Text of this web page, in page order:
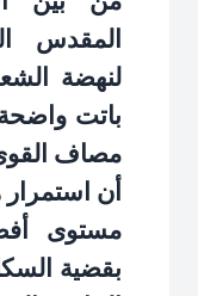
المقدس
لنهضة
باتت واضحة
مصاف
أن استمرار
مستوى
بقضية